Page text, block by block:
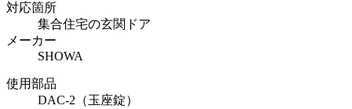
対応箇所
集合住宅の玄関ドア
メーカー
SHOWA
使用部品
DAC-2（玉座錠）